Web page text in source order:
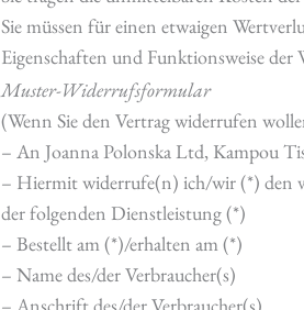
Sie müssen für einen etwaigen
Eigenschaften und Funktionsweise
Muster-Widerrufsformular
(Wenn Sie den Vertrag widerrufen
– An Joanna Polonska Ltd, Kampou
– Hiermit widerrufe(n) ich/wir (*) den
der folgenden Dienstleistung (*)
– Bestellt am (*)/erhalten am (*)
– Name des/der Verbraucher(s)
– Anschrift des/der Verbraucher(s)